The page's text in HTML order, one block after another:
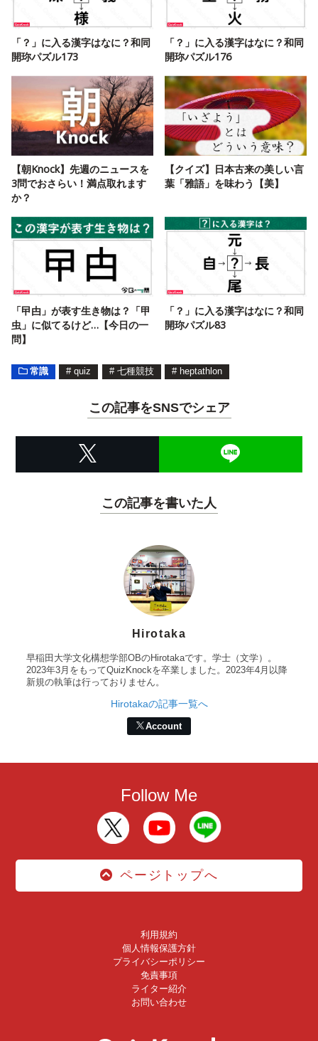
「？」に入る漢字はなに？和同
開珎パズル173
「？」に入る漢字はなに？和同
開珎パズル176
【朝Knock】先週のニュースを
3問でおさらい！満点取れます
か？
【クイズ】日本古来の美しい言
葉「雅語」を味わう【美】
「曱甴」が表す生き物は？「甲
虫」に似てるけど…【今日の一
問】
「？」に入る漢字はなに？和同
開珎パズル83
常識 # quiz # 七種競技 # heptathlon
この記事をSNSでシェア
この記事を書いた人
Hirotaka
早稲田大学文化構想学部OBのHirotakaです。学士（文学）。
2023年3月をもってQuizKnockを卒業しました。2023年4月以降
新規の執筆は行っておりません。
Hirotakaの記事一覧へ
Account
Follow Me
ページトップへ
利用規約
個人情報保護方針
プライバシーポリシー
免責事項
ライター紹介
お問い合わせ